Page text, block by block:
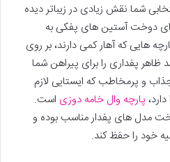
شما نقش زیادی در زیباتر دیده
دوخت آستین های پفکی به
هایی که آهار کمی دارند، بر روی
ظاهر پفداری را برای پیراهن شما
و پرمخاطب که ایستایی لازم
پارچه وال خامه دوزی است.
مدل های پفدار مناسب بوده و
خود را حفظ کند.